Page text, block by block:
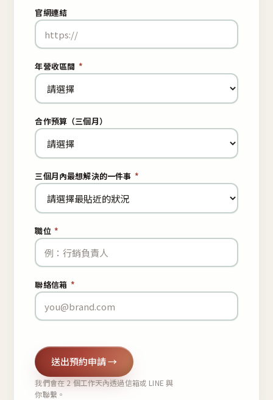
官網連結
年營收區間 *
合作預算（三個月）
三個月內最想解決的一件事 *
職位 *
聯絡信箱 *
送出預約申請 →
我們會在 2 個工作天內透過信箱或 LINE 與
你聯繫。